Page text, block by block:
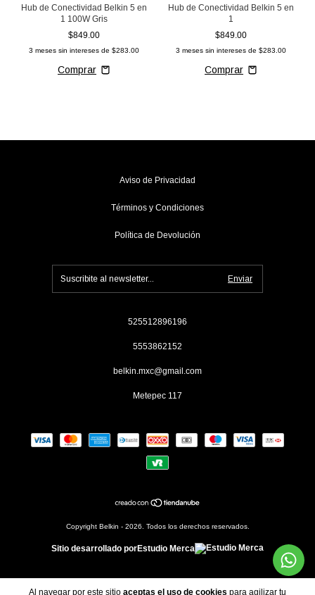
Al navegar por este sitio aceptas el uso de cookies para agilizar tu
Hub de Conectividad Belkin 5 en
1 100W Gris
$849.00
3 meses sin intereses de $283.00
Hub de Conectividad Belkin 5 en
1
$849.00
3 meses sin intereses de $283.00
Aviso de Privacidad
Términos y Condiciones
Política de Devolución
525512896196
5553862152
belkin.mxc@gmail.com
Metepec 117
Copyright Belkin - 2026. Todos los derechos reservados.
Sitio desarrollado porEstudio Merca